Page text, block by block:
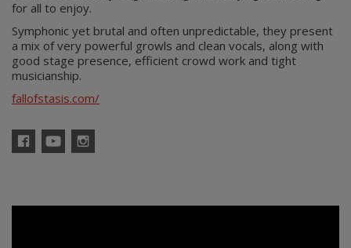
for all to enjoy.
Symphonic yet brutal and often unpredictable, they present
a mix of very powerful growls and clean vocals, along with
good stage presence, efficient crowd work and tight
musicianship.
fallofstasis.com/